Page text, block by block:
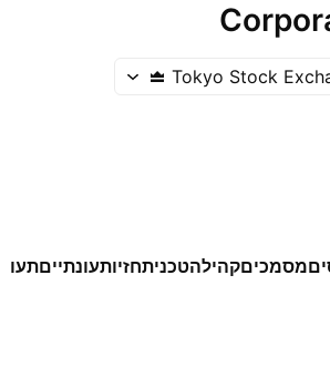
Tokyo Stock
מסמכיםקהילהטכניתחזיותעונתיים